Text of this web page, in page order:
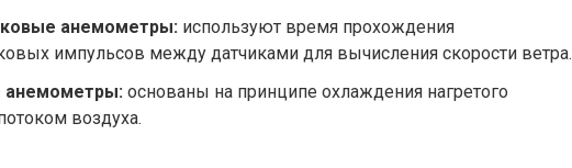
анемометры: используют время прохождения
импульсов между датчиками для вычисления скорости ветра.
анемометры: основаны на принципе охлаждения нагретого
воздуха.